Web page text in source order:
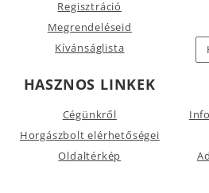
Regisztráció
Megrendeléseid
Kívánságlista
HASZNOS LINKEK
Cégünkről
Horgászbolt elérhetőségei
Oldaltérkép